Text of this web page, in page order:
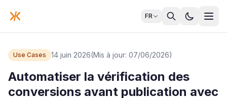
FR
Use Cases 14 juin 2026(Mis à jour: 07/06/2026)
Automatiser la vérification des
conversions avant publication avec